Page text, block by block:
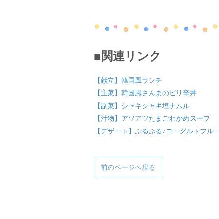
■関連リンク
【献立】韓国風ランチ
【主菜】韓国風さんまのピリ辛丼
【副菜】シャキシャキ塩ナムル
【汁物】アツアツたまごわかめスープ
【デザート】ぷるぷる♪ヨーグルトフル
前のページへ戻る